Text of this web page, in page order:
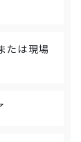
たは現場